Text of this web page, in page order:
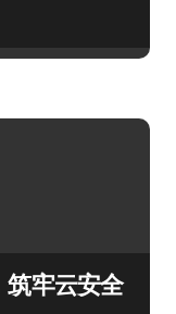
筑牢云安全